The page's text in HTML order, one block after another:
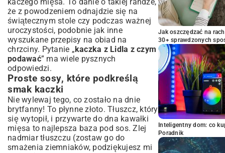
że z powodzeniem odnajdzie się na
świątecznym stole czy podczas ważnej
uroczystości, podobnie jak inne
wyszukane przepisy na obiad na
chrzciny. Pytanie „kaczka z Lidla z czym
podawać” ma wiele pysznych
odpowiedzi.
Proste sosy, które podkreślą
smak kaczki
Nie wylewaj tego, co zostało na dnie
brytfanny! To płynne złoto. Tłuszcz, który
się wytopił, i przywarte do dna kawałki
mięsa to najlepsza baza pod sos. Zlej
nadmiar tłuszczu (zostaw go do
smażenia ziemniaków, podziękujesz mi
Jak oszczędzać na
30+ sprawdzonych
Inteligentny dom: co
Poradnik